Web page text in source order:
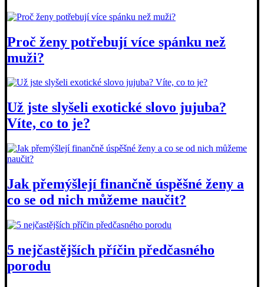
Proč ženy potřebují více spánku než
muži?
Už jste slyšeli exotické slovo jujuba?
Víte, co to je?
Jak přemýšlejí finančně úspěšné ženy a
co se od nich můžeme naučit?
5 nejčastějších příčin předčasného
porodu